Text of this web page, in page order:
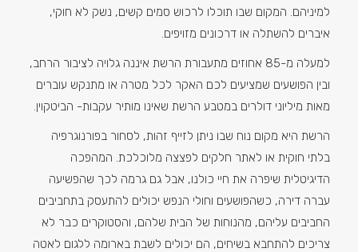
למיניהם. המקום שבו תוכלו לרכוש סמים קשים, נשק לא חוקי,
איברים להשתלה או דרכונים מזויפים.
למעלה מ-85 אחוזים מתעבורת הרשת איננה גלויה לציבור הרחב,
ובין הפושעים שמציעים לכם האקר לכל מטרה או מתנקש עוברים
מאות מיליוני דולרים במטבע הרשת שאינו מותיר עקבות- הביטקוין.
הרשת היא מקום נוח שבו ניתן לזייף זהות, לסחור בפורנוגרפיה
בלתי חוקית או לאתר חלקים לפצצה מלוכלכת. המהפכה
הדיגיטלית שיפרה את חיי כולנו, אבל גם גרמה לכך שהפשיעה
עברה דירה, כשהפושעים וחולי הנפש יכולים להתעסק בתחביבים
החביבים עליהם, מהנוחות של הבית שלהם, והסטוקרים כבר לא
צריכים להתחבא בשיחים, הם יכולים לשבת בארומה ללגום לאטה